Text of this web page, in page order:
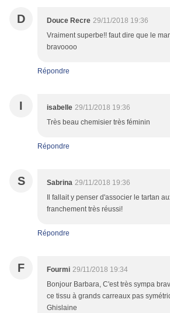
D Douce Recre 29/11/2018 19:36
Vraiment superbe!! faut dire que le
bravoooo
Répondre
I isabelle 29/11/2018 19:36
Très beau chemisier très féminin
Répondre
S Sabrina 29/11/2018 19:36
Il fallait y penser d'associer le tartan
franchement très réussi!
Répondre
F Fourmi 29/11/2018 19:34
Bonjour Barbara, C'est très sympa
ce tissu à grands carreaux pas
Ghislaine